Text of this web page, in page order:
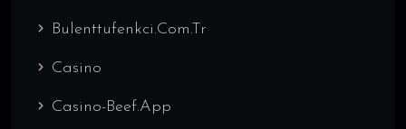
Bulenttufenkci.com.tr
Casino
Casino-Beef.app